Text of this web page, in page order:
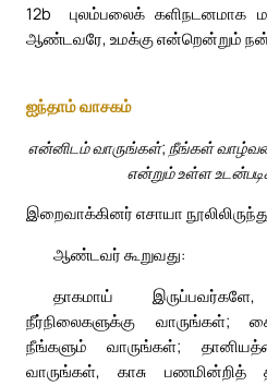
புலம்பலைக் களிநடனமாக
12b
ஆண்டவரே, உமக்கு என்றென்றும்
ஐந்தாம் வாசகம்
என்னிடம் வாருங்கள்; நீங்கள்
என்றும் உள்ள
இறைவாக்கினர் எசாயா
ஆண்டவர் கூறுவது:
தாகமாய்
நீர்நிலைகளுக்கு வாருங்கள்;
நீங்களும் வாருங்கள்;
வாருங்கள், காசு பணமின்றித்